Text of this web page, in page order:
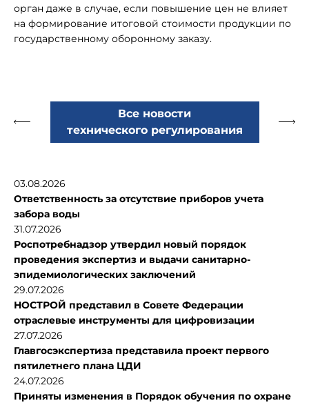
орган даже в случае, если повышение цен не влияет
на формирование итоговой стоимости продукции по
государственному оборонному заказу.
Все новости
технического регулирования
03.08.2026
Ответственность за отсутствие приборов учета
забора воды
31.07.2026
Роспотребнадзор утвердил новый порядок
проведения экспертиз и выдачи санитарно-
эпидемиологических заключений
29.07.2026
НОСТРОЙ представил в Совете Федерации
отраслевые инструменты для цифровизации
27.07.2026
Главгосэкспертиза представила проект первого
пятилетнего плана ЦДИ
24.07.2026
Приняты изменения в Порядок обучения по охране